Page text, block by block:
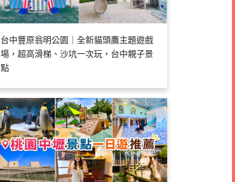
台中豐原翁明公園｜全新貓頭鷹主題遊戲
場，超高滑梯、沙坑一次玩，台中親子景
點